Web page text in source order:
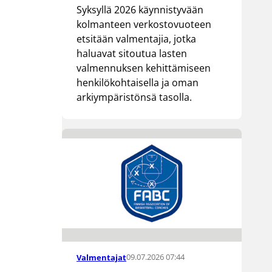
Syksyllä 2026 käynnistyvään
kolmanteen verkostovuoteen
etsitään valmentajia, jotka
haluavat sitoutua lasten
valmennuksen kehittämiseen
henkilökohtaisella ja oman
arkiympäristönsä tasolla.
Valmentajat09.07.2026 07:44